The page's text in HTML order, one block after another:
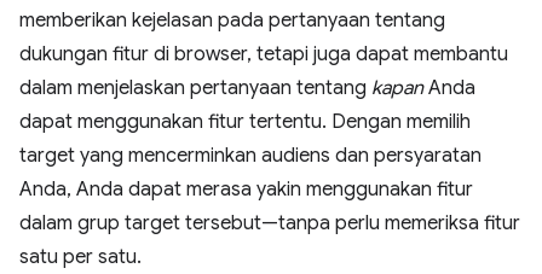
memberikan kejelasan pada pertanyaan tentang
dukungan fitur di browser, tetapi juga dapat membantu
dalam menjelaskan pertanyaan tentang kapanAnda
dapat menggunakan fitur tertentu. Dengan memilih
target yang mencerminkan audiens dan persyaratan
Anda, Anda dapat merasa yakin menggunakan fitur
dalam grup target tersebut—tanpa perlu memeriksa fitur
satu per satu.